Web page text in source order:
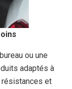
ou une
adaptés à
et